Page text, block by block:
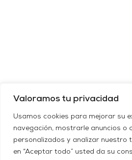
Valoramos tu privacidad
Usamos cookies para mejorar su
navegación, mostrarle anuncios o
personalizados y analizar nuestro
en “Aceptar todo” usted da su